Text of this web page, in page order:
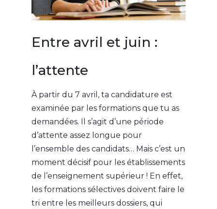
Entre avril et juin :
l’attente
À partir du 7 avril, ta candidature est
examinée par les formations que tu as
demandées. Il s’agit d’une période
d’attente assez longue pour
l’ensemble des candidats… Mais c’est un
moment décisif pour les établissements
de l’enseignement supérieur ! En effet,
les formations sélectives doivent faire le
tri entre les meilleurs dossiers, qui